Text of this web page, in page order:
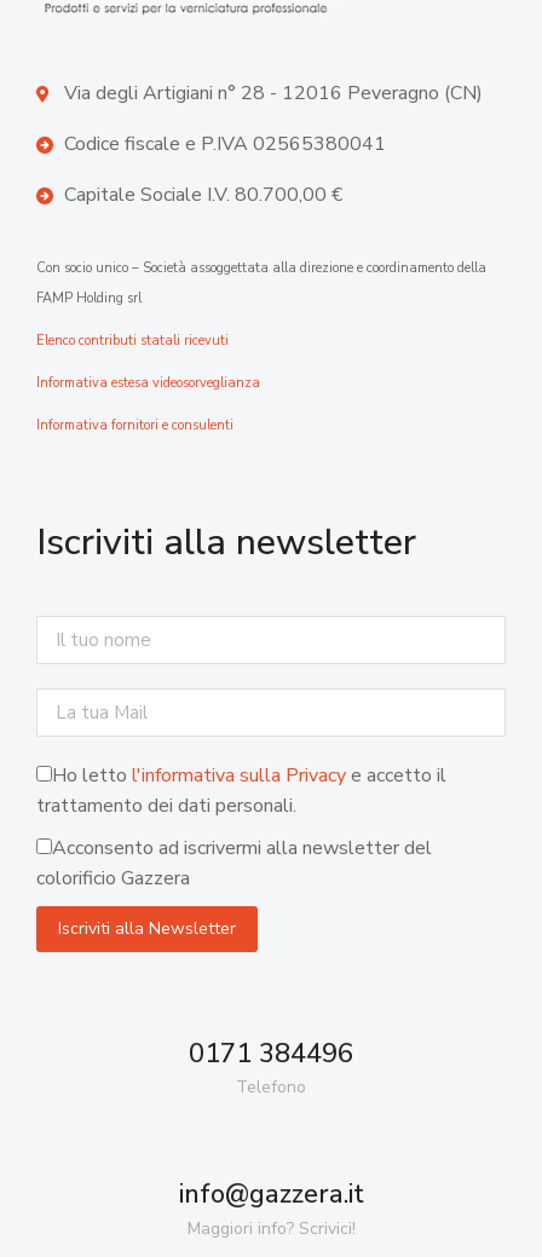
Via degli Artigiani n° 28 - 12016 Peveragno (CN)
Codice fiscale e P.IVA 02565380041
Capitale Sociale I.V. 80.700,00 €
Con socio unico – Società assoggettata alla direzione e coordinamento della
FAMP Holding srl
Elenco contributi statali ricevuti
Informativa estesa videosorveglianza
Informativa fornitori e consulenti
Iscriviti alla newsletter
Ho letto l'informativa sulla Privacye accetto il
trattamento dei dati personali.
Acconsento ad iscrivermi alla newsletter del
colorificio Gazzera
0171 384496
Telefono
info@gazzera.it
Maggiori info? Scrivici!